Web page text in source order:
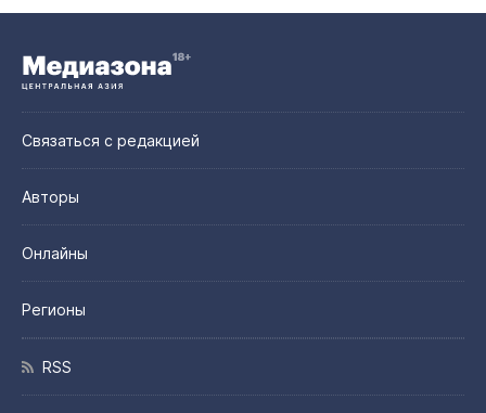
Связаться с редакцией
Авторы
Онлайны
Регионы
RSS